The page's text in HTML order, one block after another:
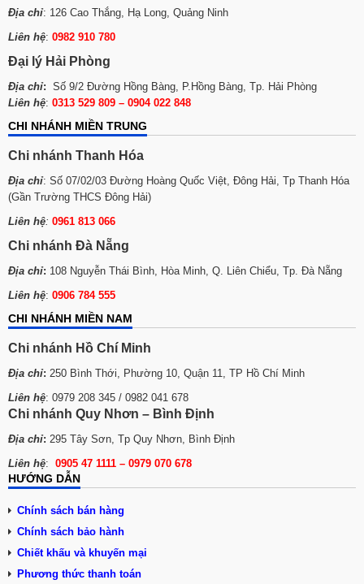
Địa chỉ: 126 Cao Thắng, Hạ Long, Quảng Ninh
Liên hệ: 0982 910 780
Đại lý Hải Phòng
Địa chỉ: Số 9/2 Đường Hồng Bàng, P.Hồng Bàng, Tp. Hải Phòng
Liên hệ: 0313 529 809 – 0904 022 848
CHI NHÁNH MIỀN TRUNG
Chi nhánh Thanh Hóa
Địa chỉ: Số 07/02/03 Đường Hoàng Quốc Việt, Đông Hải, Tp Thanh Hóa
(Gần Trường THCS Đông Hải)
Liên hệ: 0961 813 066
Chi nhánh Đà Nẵng
Địa chỉ: 108 Nguyễn Thái Bình, Hòa Minh, Q. Liên Chiểu, Tp. Đà Nẵng
Liên hệ: 0906 784 555
CHI NHÁNH MIỀN NAM
Chi nhánh Hồ Chí Minh
Địa chỉ: 250 Bình Thới, Phường 10, Quận 11, TP Hồ Chí Minh
Liên hệ: 0979 208 345 / 0982 041 678
Chi nhánh Quy Nhơn – Bình Định
Địa chỉ: 295 Tây Sơn, Tp Quy Nhơn, Bình Định
Liên hệ: 0905 47 1111 – 0979 070 678
HƯỚNG DẪN
Chính sách bán hàng
Chính sách bảo hành
Chiết khấu và khuyến mại
Phương thức thanh toán